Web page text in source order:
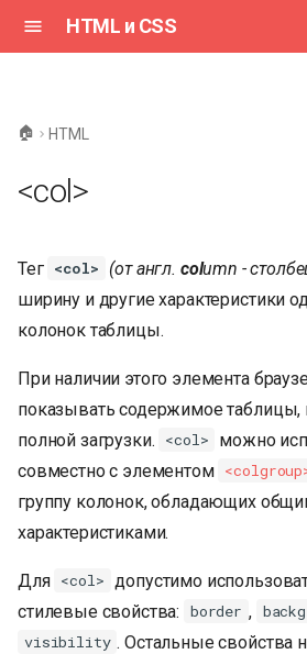
HTML и CSS
ц
л
з
ц
и
п
🏠 HTML
<col>
Тег <col> (от англ. column -
ширину и другие характеристики
колонок таблицы.
При наличии этого элемента
показывать содержимое таблицы,
полной загрузки.
<col>
можно
совместно с элементом
группу колонок, обладающих
характеристиками.
Для <col>
допустимо
стилевые свойства:
border ,
visibility . Остальные свойства